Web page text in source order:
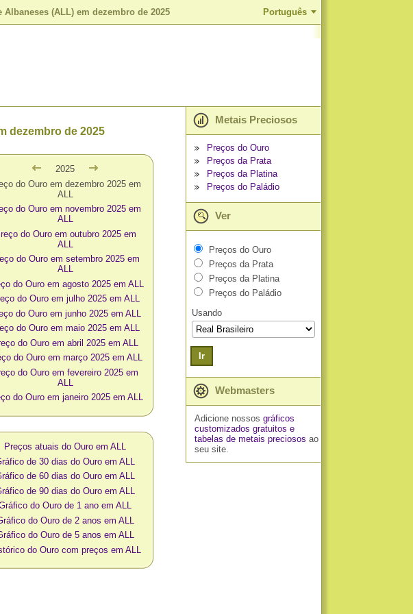
(ALL) em dezembro de 2025 Português
dezembro de 2025
2025
do Ouro em dezembro 2025 em
ALL
do Ouro em novembro 2025 em
ALL
do Ouro em outubro 2025 em
ALL
do Ouro em setembro 2025 em
ALL
do Ouro em agosto 2025 em ALL
do Ouro em julho 2025 em ALL
do Ouro em junho 2025 em ALL
do Ouro em maio 2025 em ALL
do Ouro em abril 2025 em ALL
do Ouro em março 2025 em ALL
do Ouro em fevereiro 2025 em
ALL
do Ouro em janeiro 2025 em ALL
Preços atuais do Ouro em ALL
de 30 dias do Ouro em ALL
de 60 dias do Ouro em ALL
de 90 dias do Ouro em ALL
do Ouro de 1 ano em ALL
do Ouro de 2 anos em ALL
do Ouro de 5 anos em ALL
do Ouro com preços em ALL
Metais Preciosos
Preços do Ouro
Preços da Prata
Preços da Platina
Preços do Paládio
Ver
Preços do Ouro
Preços da Prata
Preços da Platina
Preços do Paládio
Usando
Ir
Webmasters
Adicione nossos gráficos
customizados gratuitos e
tabelas de metais preciosos ao
seu site.